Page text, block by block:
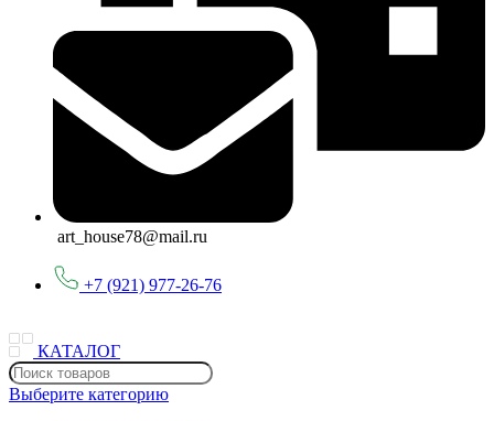
art_house78@mail.ru
+7 (921) 977-26-76
КАТАЛОГ
Выберите категорию